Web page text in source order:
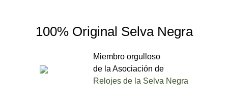
100% Original Selva Negra
Miembro orgulloso
de la Asociación de
Relojes de la Selva Negra